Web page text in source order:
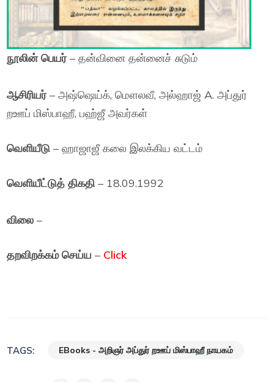
நூலின் பெயர்– தன்வினை தன்னைச் சுடும்
ஆசிரியர்– அஷ்ஷெய்க், மௌலவீ, அல்ஹாஜ் A. அப்துர்
றஊப் மிஸ்பாஹீ, பஹ்ஜீ அவர்கள்
வெளியீடு – ஹாஜாஜீ கலை இலக்கிய வட்டம்
வெளியீட்டுத் திகதி – 18.09.1992
விலை –
தறவிறக்கம் செய்ய – Click
TAGS: EBooks - அறிஞர் அப்துர் றஊப் மிஸ்பாஹீ நாயகம்